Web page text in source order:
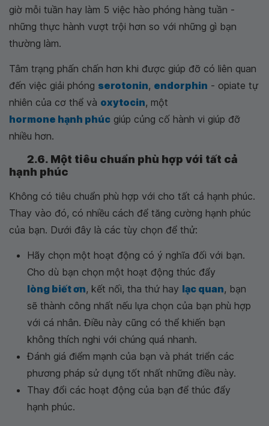
giờ mỗi tuần hay làm 5 việc hào phóng hàng tuần -
những thực hành vượt trội hơn so với những gì bạn
thường làm.
Tâm trạng phấn chấn hơn khi được giúp đỡ có liên quan
đến việc giải phóng serotonin, endorphin - opiate tự
nhiên của cơ thể và oxytocin, một
hormone hạnh phúc giúp củng cố hành vi giúp đỡ
nhiều hơn.
2.6. Một tiêu chuẩn phù hợp với tất cả
hạnh phúc
Không có tiêu chuẩn phù hợp với cho tất cả hạnh phúc.
Thay vào đó, có nhiều cách để tăng cường hạnh phúc
của bạn. Dưới đây là các tùy chọn để thử:
Hãy chọn một hoạt động có ý nghĩa đối với bạn.
Cho dù bạn chọn một hoạt động thúc đẩy
lòng biết ơn, kết nối, tha thứ hay lạc quan, bạn
sẽ thành công nhất nếu lựa chọn của bạn phù hợp
với cá nhân. Điều này cũng có thể khiến bạn
không thích nghi với chúng quá nhanh.
Đánh giá điểm mạnh của bạn và phát triển các
phương pháp sử dụng tốt nhất những điều này.
Thay đổi các hoạt động của bạn để thúc đẩy
hạnh phúc.